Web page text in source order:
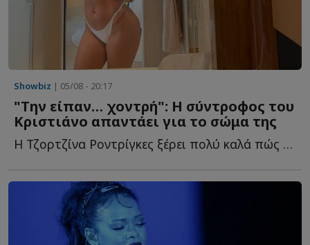
Showbiz | 05/08 - 20:17
"Την είπαν… χοντρή": Η σύντροφος του
Κριστιάνο απαντάει για το σώμα της
Η Τζορτζίνα Ροντρίγκες ξέρει πολύ καλά πώς να βρίσκεται σ...